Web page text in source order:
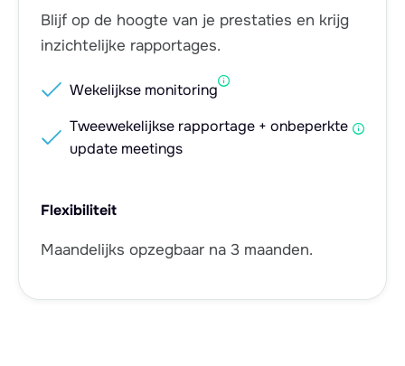
Blijf op de hoogte van je prestaties en krijg
inzichtelijke rapportages.
Wekelijkse monitoring
Tweewekelijkse rapportage + onbeperkte
update meetings

Flexibiliteit
Maandelijks opzegbaar na 3 maanden.